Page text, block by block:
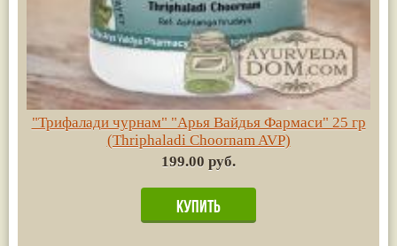
"Трифалади чурнам" "Арья Вайдья Фармаси" 25 гр
(Thriphaladi Choornam AVP)
199.00 руб.